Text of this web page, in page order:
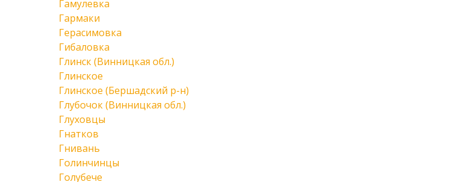
Гамулевка
Гармаки
Герасимовка
Гибаловка
Глинск (Винницкая обл.)
Глинское
Глинское (Бершадский р-н)
Глубочок (Винницкая обл.)
Глуховцы
Гнатков
Гнивань
Голинчинцы
Голубече